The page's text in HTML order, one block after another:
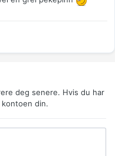
deg senere. Hvis du har
din.